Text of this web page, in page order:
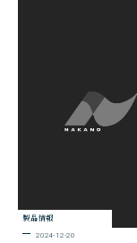
製品情報
2024-12-20